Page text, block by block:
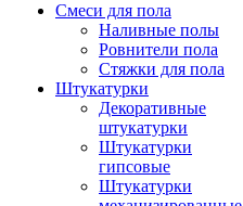
Смеси для пола
Наливные полы
Ровнители пола
Стяжки для пола
Штукатурки
Декоративные
штукатурки
Штукатурки
гипсовые
Штукатурки